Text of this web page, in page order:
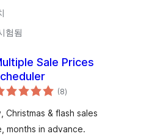
험됨
Sale Prices
(8전
체
점
)
Christmas & flash sales
months in advance.